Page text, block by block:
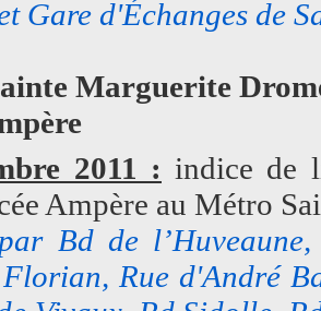
Gare d'Échanges de
Marguerite
2011 : indice de
Ampère au Métro
par Bd de
Rue d'André